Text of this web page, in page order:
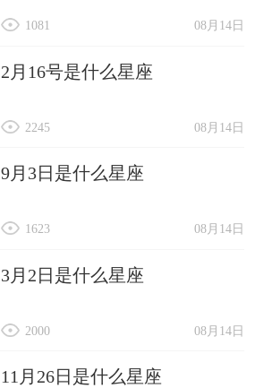
08月14日
1081
2月16号是什么星座
08月14日
2245
9月3日是什么星座
08月14日
1623
3月2日是什么星座
08月14日
2000
11月26日是什么星座